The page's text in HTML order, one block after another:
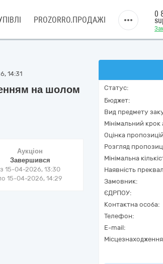
PROZORRO.ПРОДАЖІ
0
14:31
на шолом
Аукціон
Завершився
з 15-04-2026, 13:30
15-04-2026, 14:29
Статус:
Бюджет:
Вид предмету
Мінімальний крок
Оцінка
Розгляд
Мінімальна
Наявність
Замовник:
ЄДРПОУ:
Контактна особа:
Телефон:
E-mail: